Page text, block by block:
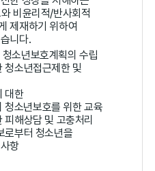
비윤리적/반사회적
제재하기 위하여
니다.
소년보호계획의 수립
청소년접근제한 및
대한
청소년보호를 위한 교육
해상담 및 고충처리
로부터 청소년을
항